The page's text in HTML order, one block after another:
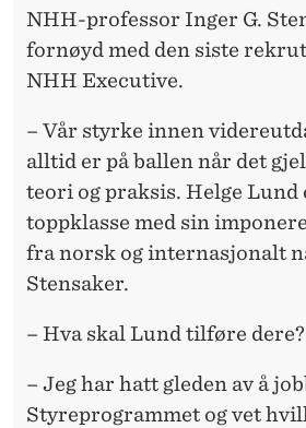
NHH-professor Inger G.
fornøyd med den siste
NHH Executive.
– Vår styrke innen
alltid er på ballen når det
teori og praksis. Helge Lund
toppklasse med sin
fra norsk og internasjonalt
Stensaker.
– Hva skal Lund tilføre dere?
– Jeg har hatt gleden av å
Styreprogrammet og vet